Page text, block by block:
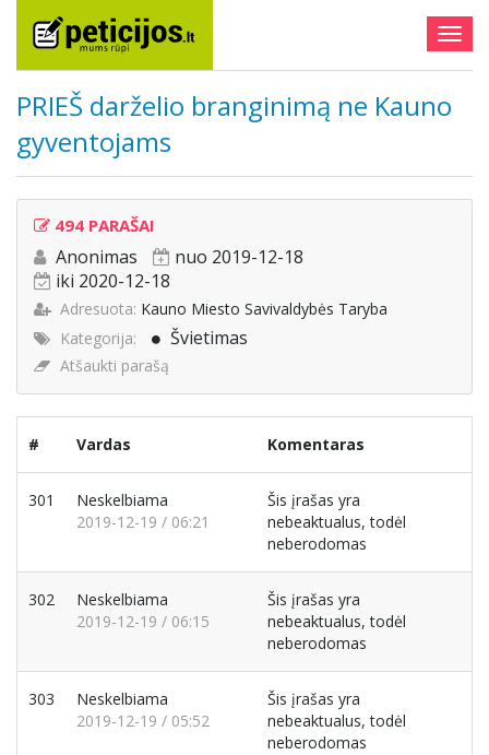
PRIEŠ darželio branginimą ne Kauno
gyventojams
494 PARAŠAI
Anonimas
nuo 2019-12-18
iki 2020-12-18
Adresuota: Kauno Miesto Savivaldybės Taryba
Kategorija:
Švietimas
Atšaukti parašą
# Vardas Komentaras
301
Neskelbiama
2019-12-19 / 06:21
Šis įrašas yra
nebeaktualus, todėl
neberodomas
302
Neskelbiama
2019-12-19 / 06:15
Šis įrašas yra
nebeaktualus, todėl
neberodomas
303
Neskelbiama
2019-12-19 / 05:52
Šis įrašas yra
nebeaktualus, todėl
neberodomas